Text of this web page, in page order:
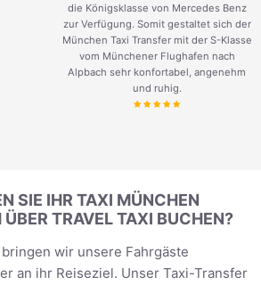
die Königsklasse von Mercedes Benz
zur Verfügung. Somit gestaltet sich der
München Taxi Transfer mit der S-Klasse
vom Münchener Flughafen nach
Alpbach sehr konfortabel, angenehm
und ruhig.
SIE IHR TAXI MÜNCHEN
TRAVEL TAXI BUCHEN?
wir unsere Fahrgäste
an ihr Reiseziel. Unser Taxi-Transfer